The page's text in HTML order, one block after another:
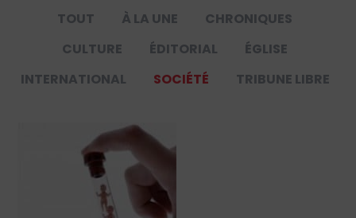
TOUT À LA UNE
CHRONIQUES
CULTURE
ÉDITORIAL
ÉGLISE
INTERNATIONAL
SOCIÉTÉ TRIBUNE LIBRE